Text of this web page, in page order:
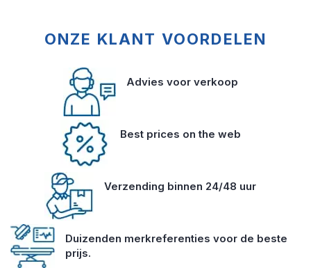
ONZE KLANT VOORDELEN
Advies voor verkoop
Best prices on the web
Verzending binnen 24/48 uur
Duizenden merkreferenties voor de beste
prijs.